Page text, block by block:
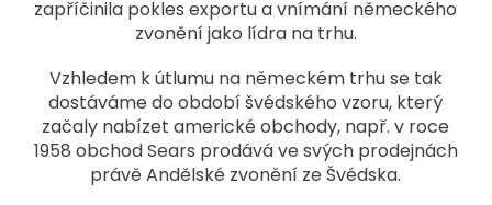
zapříčinila pokles exportu a vnímání německého
zvonění jako lídra na trhu.
Vzhledem k útlumu na německém trhu se tak
dostáváme do období švédského vzoru, který
začaly nabízet americké obchody, např. v roce
1958 obchod Sears prodává ve svých prodejnách
právě Andělské zvonění ze Švédska.